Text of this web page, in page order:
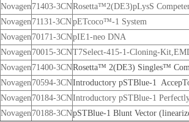
Novagen71403-3CNRosetta™2(DE3)pLysS
Novagen71131-3CNpETcoco™-1 System
Novagen70171-3CNpIE1-neo DNA
Novagen70015-3CNT7Select-415-1-Cloning-
Novagen71400-3CNRosetta™ 2(DE3) Singles™
Novagen70594-3CNIntroductory pSTBlue-1
Novagen70184-3CNIntroductory pSTBlue-1
Novagen70188-3CNpSTBlue-1 Blunt Vector